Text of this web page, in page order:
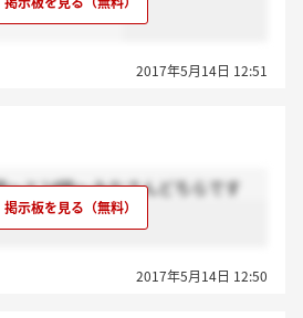
2017年5月14日 12:51
～と14時～みなさんどちらです
2017年5月14日 12:50